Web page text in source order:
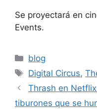
Se proyectará en
Events.
Categories
blog
Tags
Digital Circus,
Thrash en
tiburones que se